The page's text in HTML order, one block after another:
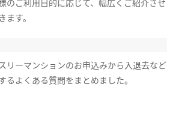
のご利用目的に応じて、幅広くご紹介させ
ます。
リーマンションのお申込みから入退去など
るよくある質問をまとめました。